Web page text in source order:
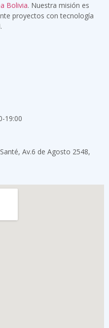
Bolivia. Nuestra misión es
proyectos con tecnología
19​:00
Av.6 de Agosto 2548,